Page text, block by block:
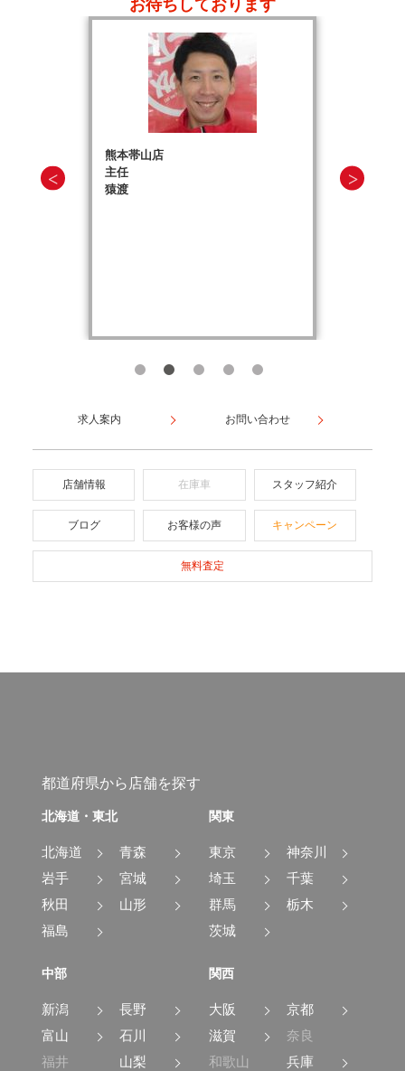
お待ちしております
熊本帯山店
主任
猿渡
求人案内 お問い合わせ
店舗情報 在庫車 スタッフ紹介
ブログ お客様の声 キャンペーン
無料査定
都道府県から店舗を探す
北海道・東北
北海道
青森
岩手
宮城
秋田
山形
福島
関東
東京
神奈川
埼玉
千葉
群馬
栃木
茨城
中部
新潟
長野
富山
石川
福井
山梨
関西
大阪
京都
滋賀
奈良
和歌山
兵庫